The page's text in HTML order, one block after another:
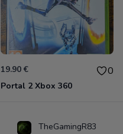
19.90 € 0
Portal 2 Xbox 360
TheGamingR83